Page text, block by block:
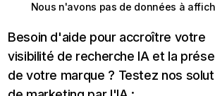
Nous n'avons pas de données à
Besoin d'aide pour accroître votre
visibilité de recherche IA et la
de votre marque ? Testez nos